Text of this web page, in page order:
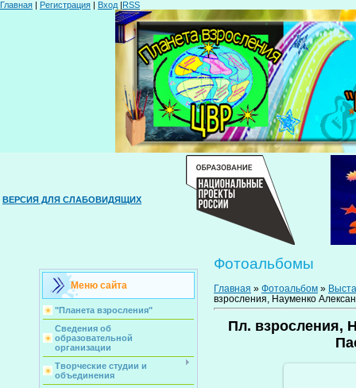
Главная | Регистрация | Вход |RSS
ВЕРСИЯ ДЛЯ СЛАБОВИДЯЩИХ
Меню сайта
"Планета взросления"
Сведения об
образовательной
организации
Творческие студии и
объединения
Фотоальбомы
Главная » Фотоальбом »
взросления, Науменко
Пл. взросления,